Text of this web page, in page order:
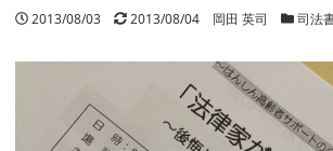
投稿日
2013/08/03 更新日
2013/08/04 著者
岡田 英司 カテゴ
司法